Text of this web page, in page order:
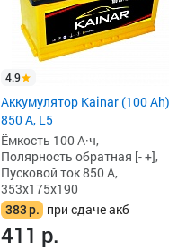
4.9
Аккумулятор Kainar (100 Ah)
850 А, L5
Ёмкость 100 А·ч,
Полярность обратная [- +],
Пусковой ток 850 А,
353x175x190
383р. при сдаче акб
411 р.